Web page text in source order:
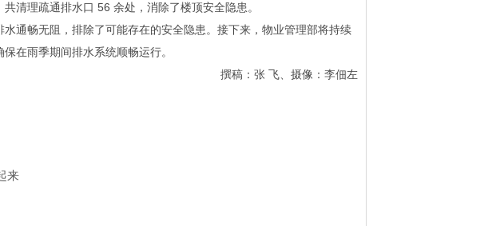
清理疏通排水口 56 余处，消除了楼顶安全隐患。
畅无阻，排除了可能存在的安全隐患。接下来，物业管理部将持续
在雨季期间排水系统顺畅运行。
撰稿：张 飞、摄像：李佃左
来